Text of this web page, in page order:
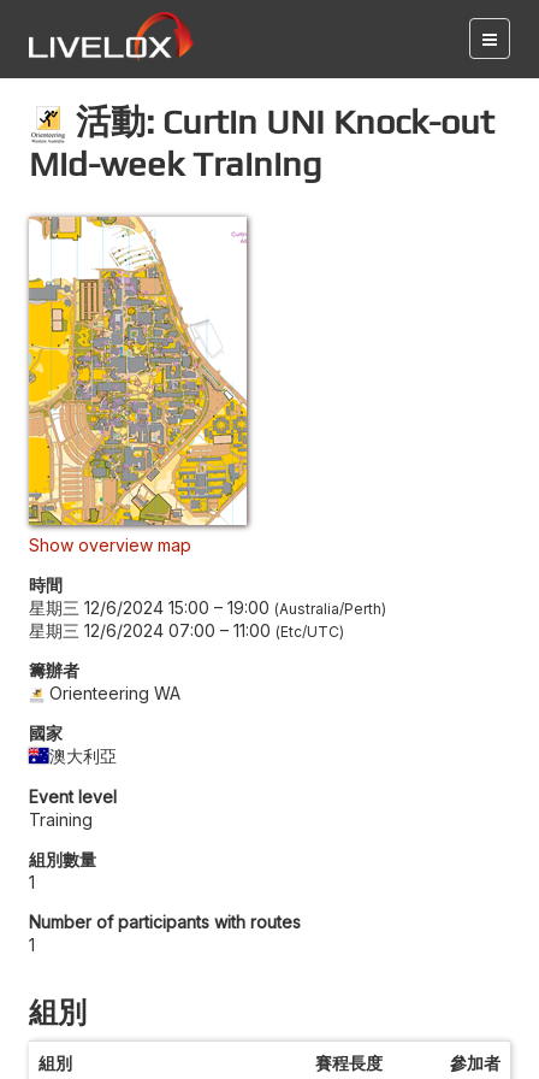
活動: Curtin UNI Knock-out
Mid-week Training
Show overview map
時間
星期三 12/6/2024 15:00 – 19:00 Australia/Perth
星期三 12/6/2024 07:00 – 11:00 Etc/UTC
籌辦者
Orienteering WA
國家
澳大利亞
Event level
Training
組別數量
1
Number of participants with routes
1
組別
組別 賽程長度 參加者